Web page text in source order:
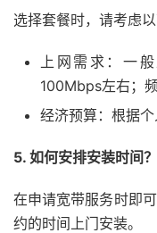
选择套餐时，请考虑以
上网需求：一
100Mbps左右；
经济预算：根据个
5. 如何安排安装时间？
在申请宽带服务时即
约的时间上门安装。